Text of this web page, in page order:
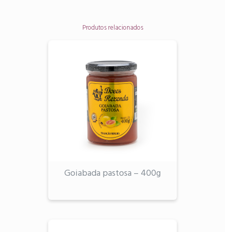
Produtos relacionados
Goiabada pastosa – 400g